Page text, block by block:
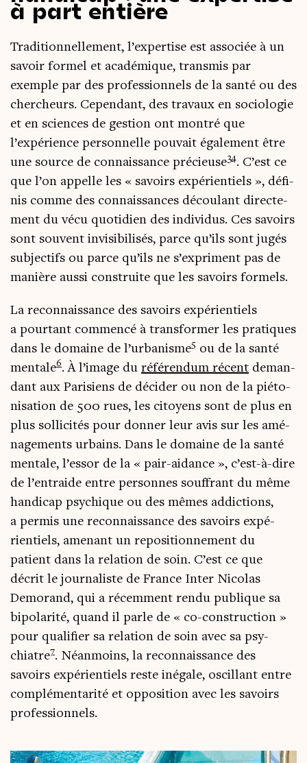
à part entière
Tra­di­tion­nel­le­ment, l’expertise est asso­ciée à un
savoir for­mel et aca­dé­mique, trans­mis par
exemple par des pro­fes­sion­nels de la san­té ou des
cher­cheurs. Cepen­dant, des tra­vaux en socio­lo­gie
et en sciences de ges­tion ont mon­tré que
l’expérience per­son­nelle pou­vait éga­le­ment être
une source de connais­sance pré­cieuse34. C’est ce
que l’on appelle les « savoirs expé­rien­tiels », défi­
nis comme des connais­sances décou­lant direc­te­
ment du vécu quo­ti­dien des indi­vi­dus. Ces savoirs
sont sou­vent invi­si­bi­li­sés, parce qu’ils sont jugés
sub­jec­tifs ou parce qu’ils ne s’expriment pas de
manière aus­si construite que les savoirs formels.
La recon­nais­sance des savoirs expé­rien­tiels
a pour­tant com­men­cé à trans­for­mer les pra­tiques
dans le domaine de l’urbanisme5 ou de la san­té
men­tale6. À l’image du réfé­ren­dum récent deman­
dant aux Pari­siens de déci­der ou non de la pié­to­
ni­sa­tion de 500 rues, les citoyens sont de plus en
plus sol­li­ci­tés pour don­ner leur avis sur les amé­
na­ge­ments urbains. Dans le domaine de la san­té
men­tale, l’essor de la « pair-aidance », c’est-à-dire
de l’entraide entre per­sonnes souf­frant du même
han­di­cap psy­chique ou des mêmes addic­tions,
a per­mis une recon­nais­sance des savoirs expé­
rien­tiels, ame­nant un repo­si­tion­ne­ment du
patient dans la rela­tion de soin. C’est ce que
décrit le jour­na­liste de France Inter Nico­las
Demo­rand, qui a récem­ment ren­du publique sa
bipo­la­ri­té, quand il parle de « co-construc­tion »
pour qua­li­fier sa rela­tion de soin avec sa psy­
chiatre7. Néan­moins, la recon­nais­sance des
savoirs expé­rien­tiels reste inégale, oscil­lant entre
com­plé­men­ta­ri­té et oppo­si­tion avec les savoirs
professionnels.